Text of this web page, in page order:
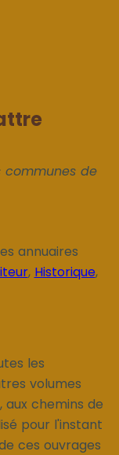
communes de
annuaires
, Historique,
les
volumes
aux chemins de
pour l'instant
ces ouvrages